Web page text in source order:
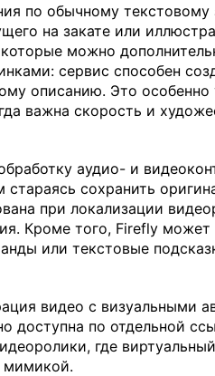
по обычному текстовому
на закате или
можно
сервис способен
описанию. Это особенно
важна скорость и
аудио- и
стараясь сохранить
при локализации
Кроме того, Firefly
или текстовые
видео с визуальными
доступна по отдельной
где
мимикой.